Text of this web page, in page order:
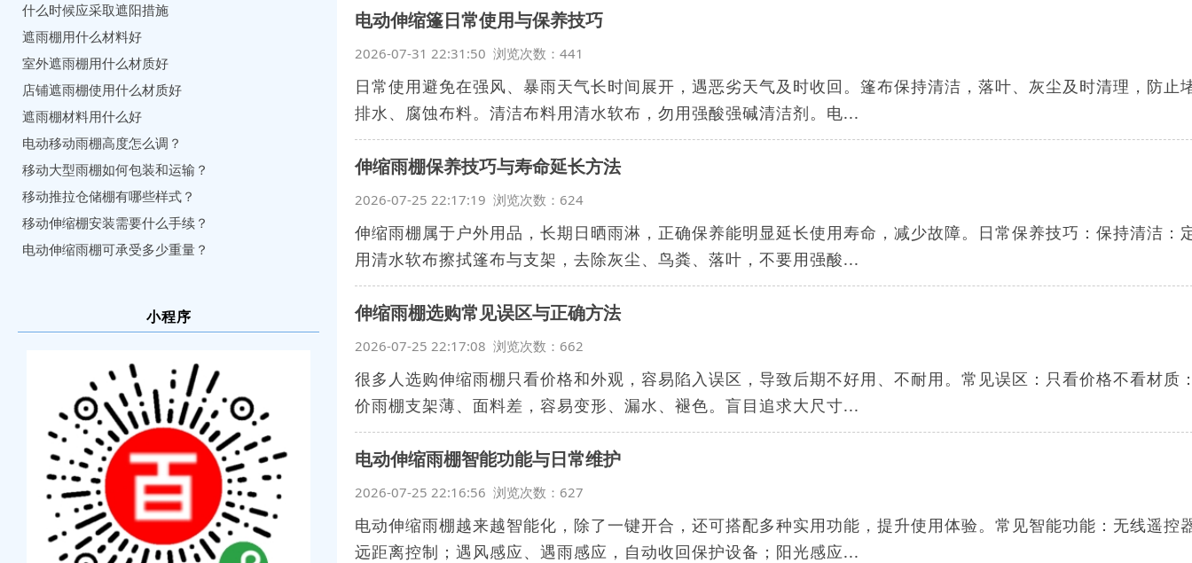
什么时候应采取遮阳措施
遮雨棚用什么材料好
室外遮雨棚用什么材质好
店铺遮雨棚使用什么材质好
遮雨棚材料用什么好
电动移动雨棚高度怎么调？
移动大型雨棚如何包装和运输？
移动推拉仓储棚有哪些样式？
移动伸缩棚安装需要什么手续？
电动伸缩雨棚可承受多少重量？
小程序
电动伸缩篷日常使用与保养技巧
2026-07-31 22:31:50 浏览次数：441
日常使用避免在强风、暴雨天气长时间展开，遇恶劣天气及时收回。篷布保持清洁，落叶、灰尘及时清理，防止
排水、腐蚀布料。清洁布料用清水软布，勿用强酸强碱清洁剂。电...
伸缩雨棚保养技巧与寿命延长方法
2026-07-25 22:17:19 浏览次数：624
伸缩雨棚属于户外用品，长期日晒雨淋，正确保养能明显延长使用寿命，减少故障。日常保养技巧：保持清洁：
用清水软布擦拭篷布与支架，去除灰尘、鸟粪、落叶，不要用强酸...
伸缩雨棚选购常见误区与正确方法
2026-07-25 22:17:08 浏览次数：662
很多人选购伸缩雨棚只看价格和外观，容易陷入误区，导致后期不好用、不耐用。常见误区：只看价格不看材质
价雨棚支架薄、面料差，容易变形、漏水、褪色。盲目追求大尺寸...
电动伸缩雨棚智能功能与日常维护
2026-07-25 22:16:56 浏览次数：627
电动伸缩雨棚越来越智能化，除了一键开合，还可搭配多种实用功能，提升使用体验。常见智能功能：无线遥控
远距离控制；遇风感应、遇雨感应，自动收回保护设备；阳光感应...